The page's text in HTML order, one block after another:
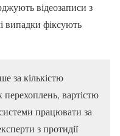
відеозаписи з
випадки фіксують
за кількістю
перехоплень, вартістю
працювати за
з протидії